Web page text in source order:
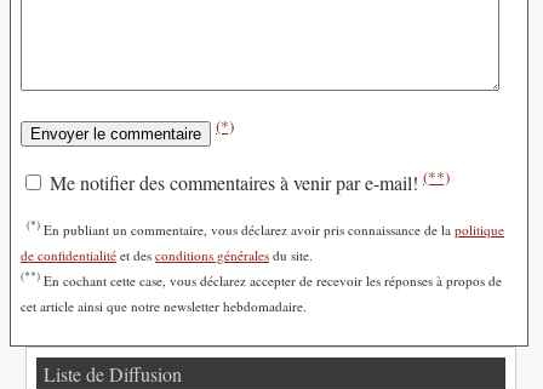
(*)
Me notifier des commentaires à venir par e-mail! (**)
(*) En publiant un commentaire, vous déclarez avoir pris connaissance de la politique
de confidentialité et des conditions générales du site.
(**) En cochant cette case, vous déclarez accepter de recevoir les réponses à propos de
cet article ainsi que notre newsletter hebdomadaire.
Liste de Diffusion